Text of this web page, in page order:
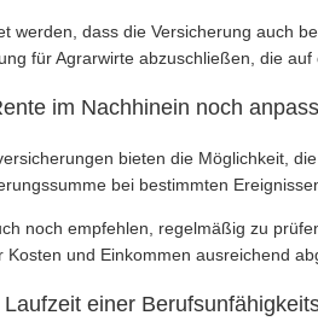
werden, dass die Versicherung auch
für Agrarwirte abzuschließen, die
im Nachhinein noch
bieten die Möglichkeit,
bei bestimmten
noch empfehlen, regelmäßig zu
Kosten und Einkommen ausreichend
einer